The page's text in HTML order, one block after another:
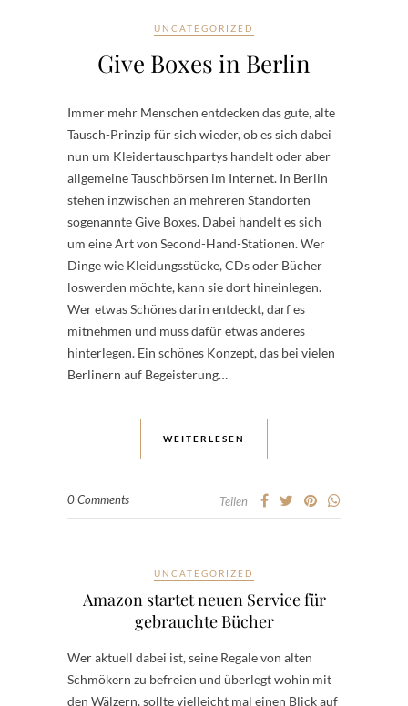
UNCATEGORIZED
Give Boxes in Berlin
Immer mehr Menschen entdecken das gute, alte
Tausch-Prinzip für sich wieder, ob es sich dabei
nun um Kleidertauschpartys handelt oder aber
allgemeine Tauschbörsen im Internet. In Berlin
stehen inzwischen an mehreren Standorten
sogenannte Give Boxes. Dabei handelt es sich
um eine Art von Second-Hand-Stationen. Wer
Dinge wie Kleidungsstücke, CDs oder Bücher
loswerden möchte, kann sie dort hineinlegen.
Wer etwas Schönes darin entdeckt, darf es
mitnehmen und muss dafür etwas anderes
hinterlegen. Ein schönes Konzept, das bei vielen
Berlinern auf Begeisterung…
WEITERLESEN
0 Comments Teilen
UNCATEGORIZED
Amazon startet neuen Service für
gebrauchte Bücher
Wer aktuell dabei ist, seine Regale von alten
Schmökern zu befreien und überlegt wohin mit
den Wälzern, sollte vielleicht mal einen Blick auf